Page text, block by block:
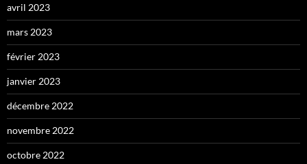
avril 2023
mars 2023
février 2023
janvier 2023
décembre 2022
novembre 2022
octobre 2022